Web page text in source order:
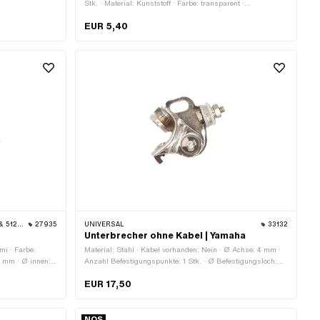
Stk. · Material: Kunststoff · Farbe: transparent ·
Anwendungsbereich: Werkstattzubehör
EUR 5,40
27935
· Farbe:
mm · Ø innen:
UNIVERSAL 33132
Unterbrecher ohne Kabel | Yamaha
Material: Stahl · Kabel vorhanden: Nein · Ø Achse: 4 mm ·
Anzahl Befestigungspunkte: 1 Stk. · Ø Befestigungsloch:
EUR 17,50